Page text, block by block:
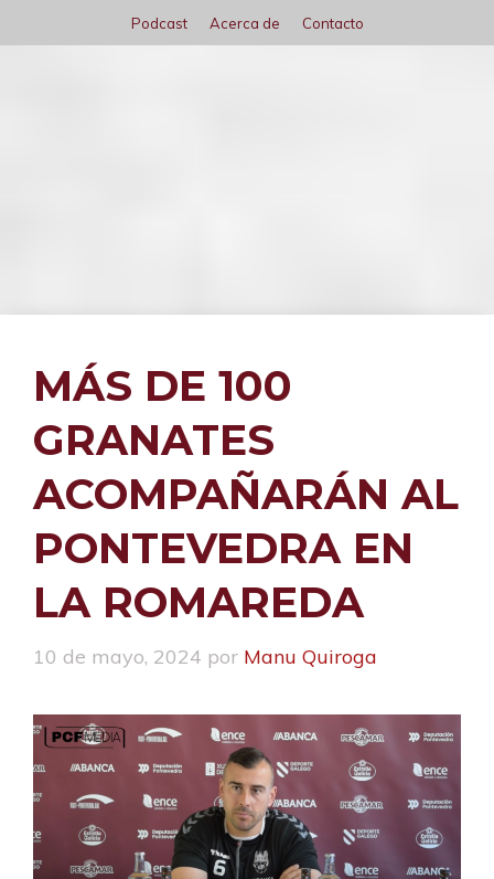
al
Podcast Acerca de Contacto
MÁS DE 100
GRANATES
ACOMPAÑARÁN AL
PONTEVEDRA EN
LA ROMAREDA
10 de mayo, 2024 por Manu Quiroga